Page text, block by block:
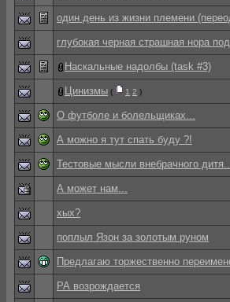
один день из жизни племени
глубокая черная страшная нора
Наскальные надолбы (task #3)
Цинизмы ( 1 2 )
О футболе и болельщиках...
А можно я тут спать буду ?!
Тестовые мысли внебрачного
А может нам...
хых?
поплыл Язон за золотым руном
Предлагаю торжественно
РА возрождается